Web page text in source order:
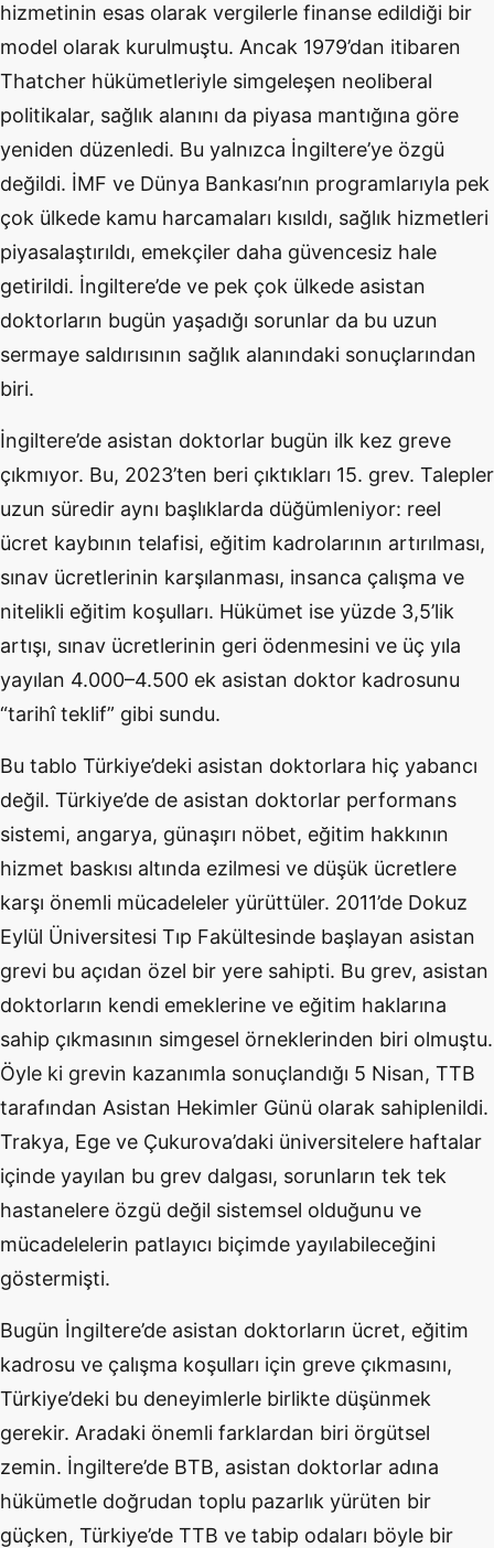
hizmetinin esas olarak vergilerle finanse edildiği bir
model olarak kurulmuştu. Ancak 1979’dan itibaren
Thatcher hükümetleriyle simgeleşen neoliberal
politikalar, sağlık alanını da piyasa mantığına göre
yeniden düzenledi. Bu yalnızca İngiltere’ye özgü
değildi. İMF ve Dünya Bankası’nın programlarıyla pek
çok ülkede kamu harcamaları kısıldı, sağlık hizmetleri
piyasalaştırıldı, emekçiler daha güvencesiz hale
getirildi. İngiltere’de ve pek çok ülkede asistan
doktorların bugün yaşadığı sorunlar da bu uzun
sermaye saldırısının sağlık alanındaki sonuçlarından
biri.
İngiltere’de asistan doktorlar bugün ilk kez greve
çıkmıyor. Bu, 2023’ten beri çıktıkları 15. grev. Talepler
uzun süredir aynı başlıklarda düğümleniyor: reel
ücret kaybının telafisi, eğitim kadrolarının artırılması,
sınav ücretlerinin karşılanması, insanca çalışma ve
nitelikli eğitim koşulları. Hükümet ise yüzde 3,5’lik
artışı, sınav ücretlerinin geri ödenmesini ve üç yıla
yayılan 4.000–4.500 ek asistan doktor kadrosunu
“tarihî teklif” gibi sundu.
Bu tablo Türkiye’deki asistan doktorlara hiç yabancı
değil. Türkiye’de de asistan doktorlar performans
sistemi, angarya, günaşırı nöbet, eğitim hakkının
hizmet baskısı altında ezilmesi ve düşük ücretlere
karşı önemli mücadeleler yürüttüler. 2011’de Dokuz
Eylül Üniversitesi Tıp Fakültesinde başlayan asistan
grevi bu açıdan özel bir yere sahipti. Bu grev, asistan
doktorların kendi emeklerine ve eğitim haklarına
sahip çıkmasının simgesel örneklerinden biri olmuştu.
Öyle ki grevin kazanımla sonuçlandığı 5 Nisan, TTB
tarafından Asistan Hekimler Günü olarak sahiplenildi.
Trakya, Ege ve Çukurova’daki üniversitelere haftalar
içinde yayılan bu grev dalgası, sorunların tek tek
hastanelere özgü değil sistemsel olduğunu ve
mücadelelerin patlayıcı biçimde yayılabileceğini
göstermişti.
Bugün İngiltere’de asistan doktorların ücret, eğitim
kadrosu ve çalışma koşulları için greve çıkmasını,
Türkiye’deki bu deneyimlerle birlikte düşünmek
gerekir. Aradaki önemli farklardan biri örgütsel
zemin. İngiltere’de BTB, asistan doktorlar adına
hükümetle doğrudan toplu pazarlık yürüten bir
güçken, Türkiye’de TTB ve tabip odaları böyle bir